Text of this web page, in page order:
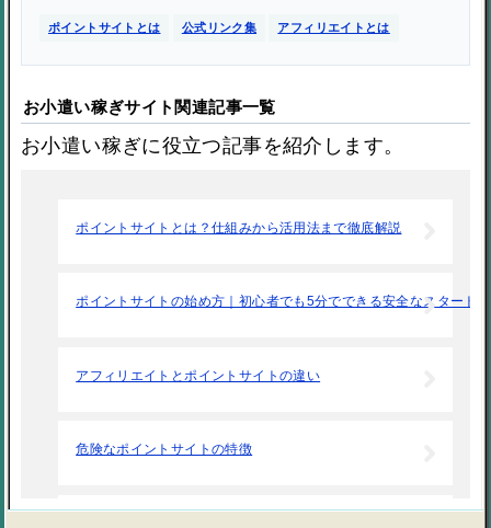
ポイントサイトとは 公式リンク集 アフィリエイトとは
お小遣い稼ぎサイト関連記事一覧
お小遣い稼ぎに役立つ記事を紹介します。
ポイントサイトとは？仕組みから活用法まで徹底解説
ポイントサイトの始め方｜初心者でも5分でできる安全なスタート
アフィリエイトとポイントサイトの違い
危険なポイントサイトの特徴